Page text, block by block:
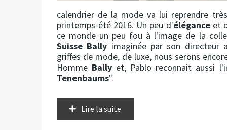
calendrier de la mode va lui reprendre
printemps-été 2016. Un peu d'éléganceet
ce monde un peu fou à l'image de la
Suisse Bally imaginée par son directeur
griffes de mode, de luxe, nous serons
Homme Bally et, Pablo reconnait aussi
Tenenbaums".
Lire la suite